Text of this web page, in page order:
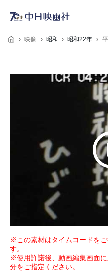
映像 昭和 昭和22年
※この素材はタイムコードを
す。
※使用許諾後、動画編集画面
分をご指定ください。